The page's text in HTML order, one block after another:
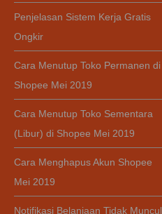
Penjelasan Sistem Kerja Gratis
Ongkir
Cara Menutup Toko Permanen di
Shopee Mei 2019
Cara Menutup Toko Sementara
(Libur) di Shopee Mei 2019
Cara Menghapus Akun Shopee
Mei 2019
Notifikasi Belanjaan Tidak Muncul